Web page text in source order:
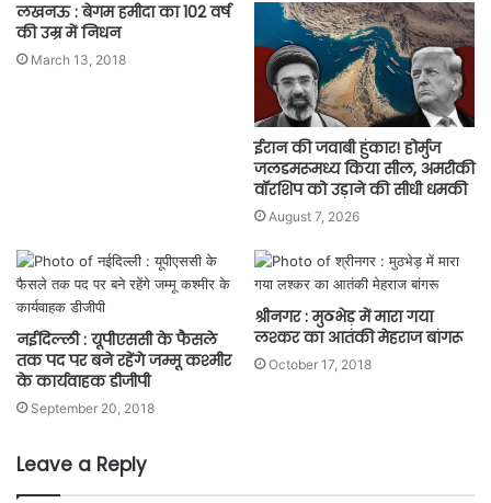
लखनऊ : बेगम हमीदा का 102 वर्ष
की उम्र में निधन
March 13, 2018
ईरान की जवाबी हुंकार! होर्मुज
जलडमरूमध्य किया सील, अमरीकी
वॉरशिप को उड़ाने की सीधी धमकी
August 7, 2026
नईदिल्ली : यूपीएससी के फैसले
तक पद पर बने रहेंगे जम्मू कश्मीर
के कार्यवाहक डीजीपी
September 20, 2018
श्रीनगर : मुठभेड़ में मारा गया
लश्कर का आतंकी मेहराज बांगरू
October 17, 2018
Leave a Reply